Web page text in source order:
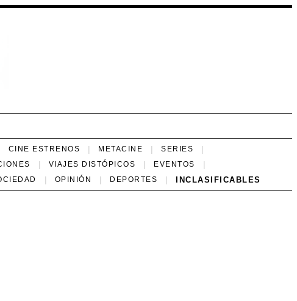
CINE ESTRENOS METACINE SERIES
VIAJES DISTÓPICOS EVENTOS
OPINIÓN DEPORTES INCLASIFICABLES